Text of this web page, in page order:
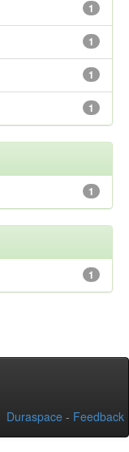
1
1
1
1
1
1
Duraspace - Feedback